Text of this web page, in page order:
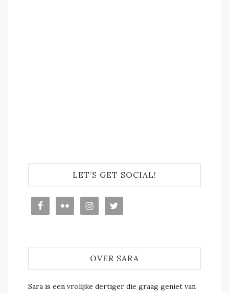
LET’S GET SOCIAL!
OVER SARA
Sara is een vrolijke dertiger die graag geniet van